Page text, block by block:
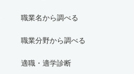
職業名から調べる
職業分野から調べる
適職・適学診断